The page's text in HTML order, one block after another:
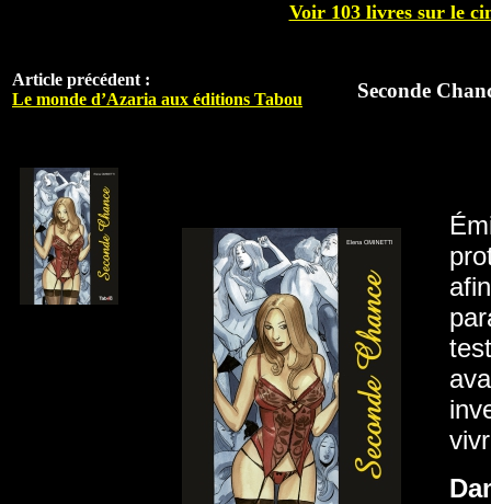
Voir 103 livres sur le
Article précédent :
Le monde d’Azaria aux éditions Tabou
Seconde